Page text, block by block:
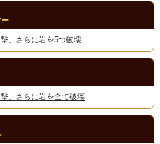
、さらに岩を5つ破壊
、さらに岩を全て破壊